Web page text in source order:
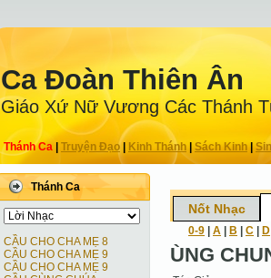
Ca Ðoàn Thiên Ân
Giáo Xứ Nữ Vương Các Thánh
Thánh Ca Truyện Ðạo| Kinh Thánh Sách Kinh|
Thánh Ca
CẦU CHO CHA MẸ 8
CẦU CHO CHA MẸ 9
CẦU CHO CHA MẸ 9
Nốt Nhạc
0-9 A B C D
ÙNG